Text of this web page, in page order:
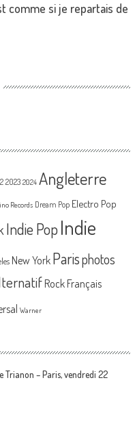
comme si je repartais de
2023 2024 Angleterre
Records Dream Pop Electro Pop
Indie PopIndie
New York Parisphotos
Rock Français
Warner
Trianon – Paris, vendredi 22